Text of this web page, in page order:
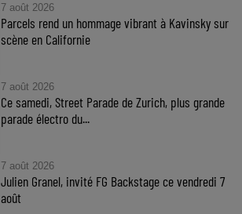
7 août 2026
Parcels rend un hommage vibrant à Kavinsky sur
scène en Californie
7 août 2026
Ce samedi, Street Parade de Zurich, plus grande
parade électro du...
7 août 2026
Julien Granel, invité FG Backstage ce vendredi 7
août